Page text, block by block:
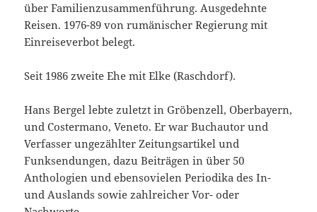
über Familienzusammenführung. Ausgedehnte
Reisen. 1976-89 von rumänischer Regierung mit
Einreiseverbot belegt.
Seit 1986 zweite Ehe mit Elke (Raschdorf).
Hans Bergel lebte zuletzt in Gröbenzell, Oberbayern,
und Costermano, Veneto. Er war Buchautor und
Verfasser ungezählter Zeitungsartikel und
Funksendungen, dazu Beiträgen in über 50
Anthologien und ebensovielen Periodika des In-
und Auslands sowie zahlreicher Vor- oder